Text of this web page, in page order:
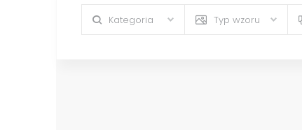
Kategoria Typ wzoru